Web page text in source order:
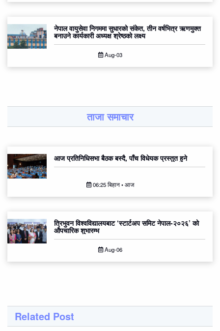
नेपाल वायुसेवा निगममा सुधारको संकेत, तीन वर्षभित्र ऋणमुक्त
बनाउने कार्यकारी अध्यक्ष श्रेष्ठको लक्ष्य
Aug-03
ताजा समाचार
आज प्रतिनिधिसभा बैठक बस्दै, पाँच विधेयक प्रस्तुत हुने
06:25 बिहान • आज
त्रिभुवन विश्वविद्यालयबाट ‘स्टार्टअप समिट नेपाल-२०२६’ को
औपचारिक शुभारम्भ
Aug-06
Related Post